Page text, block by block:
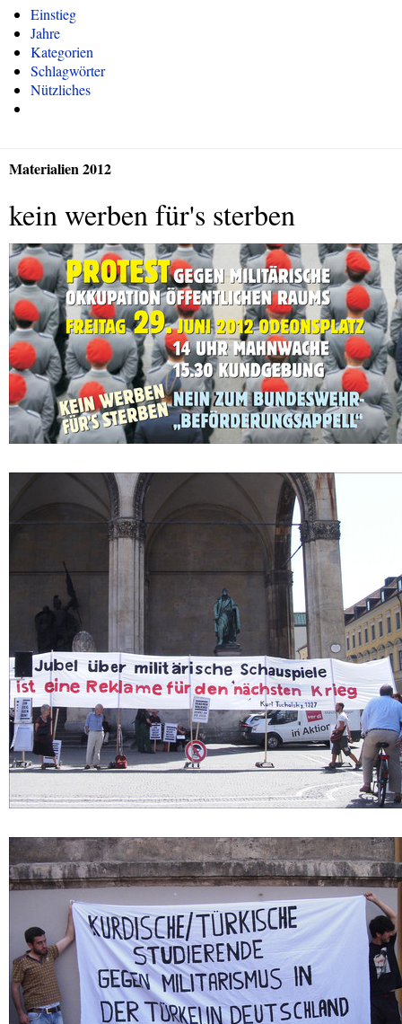
Einstieg
Jahre
Kategorien
Schlagwörter
Nützliches
Materialien 2012
kein werben für's sterben